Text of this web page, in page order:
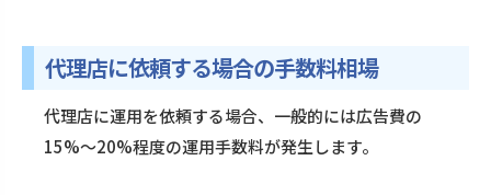
代理店に依頼する場合の手数料相場
代理店に運用を依頼する場合、一般的には広告費の
15%〜20%程度の運用手数料が発生します。